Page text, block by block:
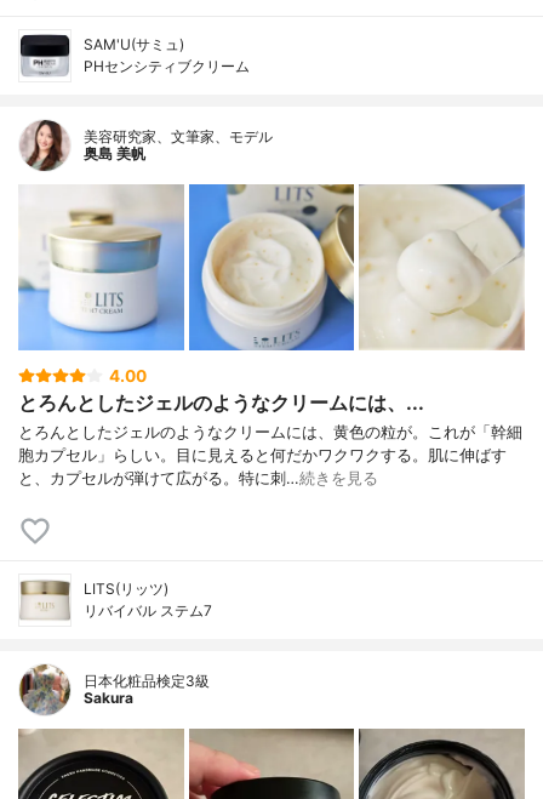
SAM'U(サミュ)
PHセンシティブクリーム
美容研究家、文筆家、モデル
奥島 美帆
4.00
とろんとしたジェルのようなクリームには、...
とろんとしたジェルのようなクリームには、黄色の粒が。これが「幹細
胞カプセル」らしい。目に見えると何だかワクワクする。肌に伸ばす
と、カプセルが弾けて広がる。特に刺…続きを見る
LITS(リッツ)
リバイバル ステム7
日本化粧品検定3級
Sakura